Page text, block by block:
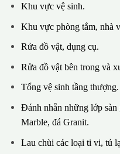
Khu vực vệ sinh.
Khu vực phòng tắm, nhà
Rửa đồ vật, dụng cụ.
Rửa đồ vật bên trong và
Tổng vệ sinh tầng thượng.
Đánh nhẵn những lớp sàn
Marble, đá Granit.
Lau chùi các loại ti vi, tủ